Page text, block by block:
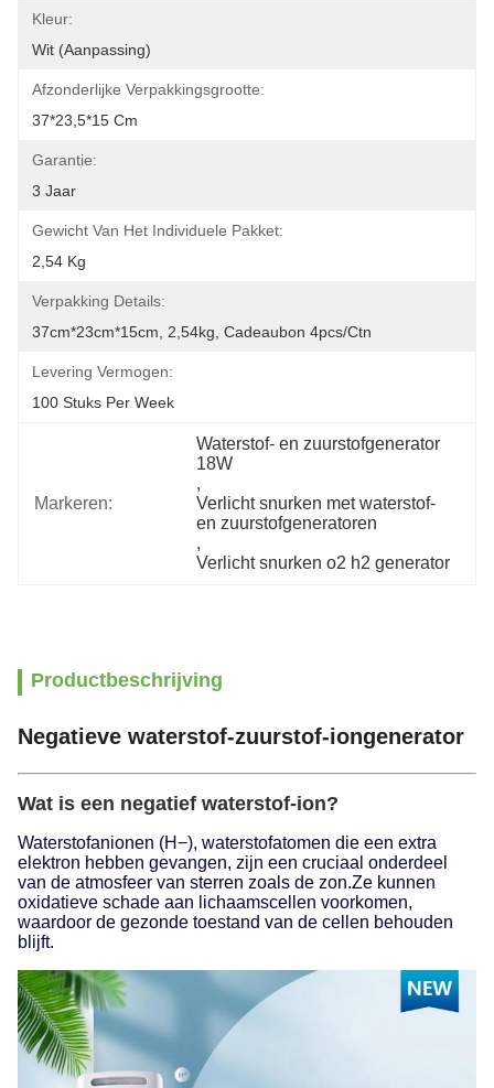
Kleur:
Wit (aanpassing)
Afzonderlijke Verpakkingsgrootte:
37*23,5*15 Cm
Garantie:
3 Jaar
Gewicht Van Het Individuele Pakket:
2,54 Kg
Verpakking Details:
37cm*23cm*15cm, 2,54kg, Cadeaubon 4pcs/ctn
Levering Vermogen:
100 Stuks Per Week
Markeren:
Waterstof- en zuurstofgenerator
18W
,
Verlicht snurken met waterstof-
en zuurstofgeneratoren
,
Verlicht snurken o2 h2 generator
Productbeschrijving
Negatieve waterstof-zuurstof-iongenerator
Wat is een negatief waterstof-ion?
Waterstofanionen (H−), waterstofatomen die een extra
elektron hebben gevangen, zijn een cruciaal onderdeel
van de atmosfeer van sterren zoals de zon.Ze kunnen
oxidatieve schade aan lichaamscellen voorkomen,
waardoor de gezonde toestand van de cellen behouden
blijft.